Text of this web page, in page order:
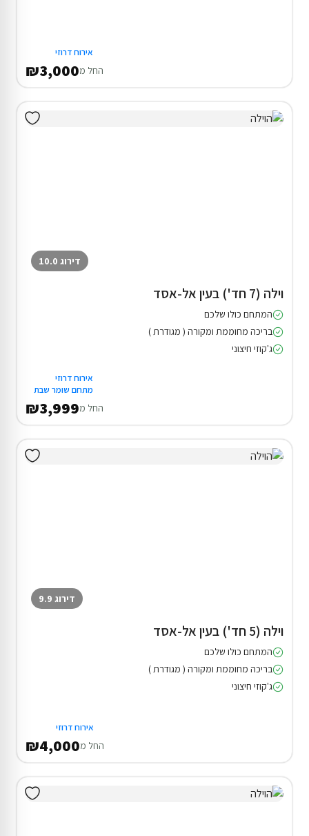
אירוח דרוזי
החל מ₪3,000
דירוג 10.0
וילה (7 חד') בעין אל-אסד
המתחם כולו שלכם
בריכה מחוממת ומקורה ( מגודרת )
ג'קוזי חיצוני
אירוח דרוזי
מתחם שומר שבת
החל מ₪3,999
דירוג 9.9
וילה (5 חד') בעין אל-אסד
המתחם כולו שלכם
בריכה מחוממת ומקורה ( מגודרת )
ג'קוזי חיצוני
אירוח דרוזי
החל מ₪4,000